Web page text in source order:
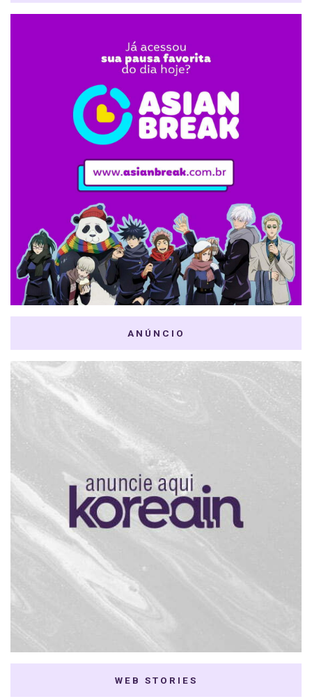
ANÚNCIO
WEB STORIES
7 K-dramas Enemies
Thai Dramas com